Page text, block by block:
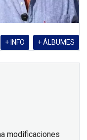
+ ÁLBUMES
+ INFO
modificaciones